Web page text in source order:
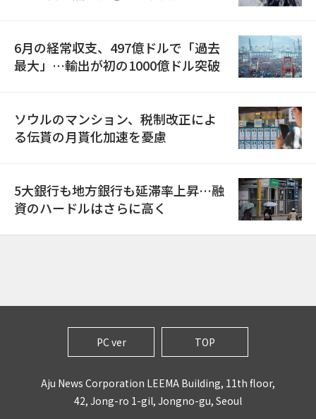
6月の経常収支、497億ドルで「過去
最大」…輸出が初の1000億ドル突破
ソウルのマンション、税制改正によ
る伝貰の月貰化加速を憂慮
5大銀行も地方銀行も延滞率上昇…融
資のハードルはさらに高く
PC ver TOP
Aju News Corporation LEEMA Building, 11th floor,
42, Jong-ro 1-gil, Jongno-gu, Seoul